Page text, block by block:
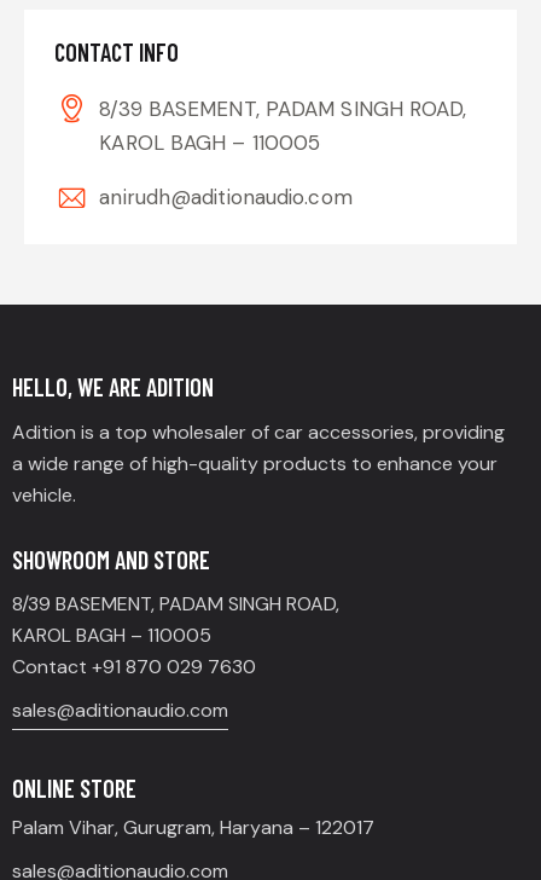
CONTACT INFO
8/39 BASEMENT, PADAM SINGH ROAD,
KAROL BAGH – 110005
anirudh@aditionaudio.com
HELLO, WE ARE ADITION
Adition is a top wholesaler of car accessories, providing
a wide range of high-quality products to enhance your
vehicle.
SHOWROOM AND STORE
8/39 BASEMENT, PADAM SINGH ROAD,
KAROL BAGH – 110005
Contact +91 870 029 7630
sales@aditionaudio.com
ONLINE STORE
Palam Vihar, Gurugram, Haryana – 122017
sales@aditionaudio.com